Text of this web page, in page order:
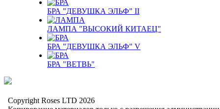
БРА "ДЕВУШКА ЭЛЬФ" II
ЛАМПА "ВЫСОКИЙ КИТАЕЦ"
БРА "ДЕВУШКА ЭЛЬФ" V
БРА "ВЕТВЬ"
Copyright Roses LTD 2026